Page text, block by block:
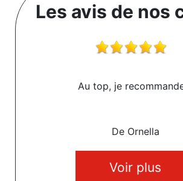
Les avis de nos
Au top, je
De Ornella
Voir plus